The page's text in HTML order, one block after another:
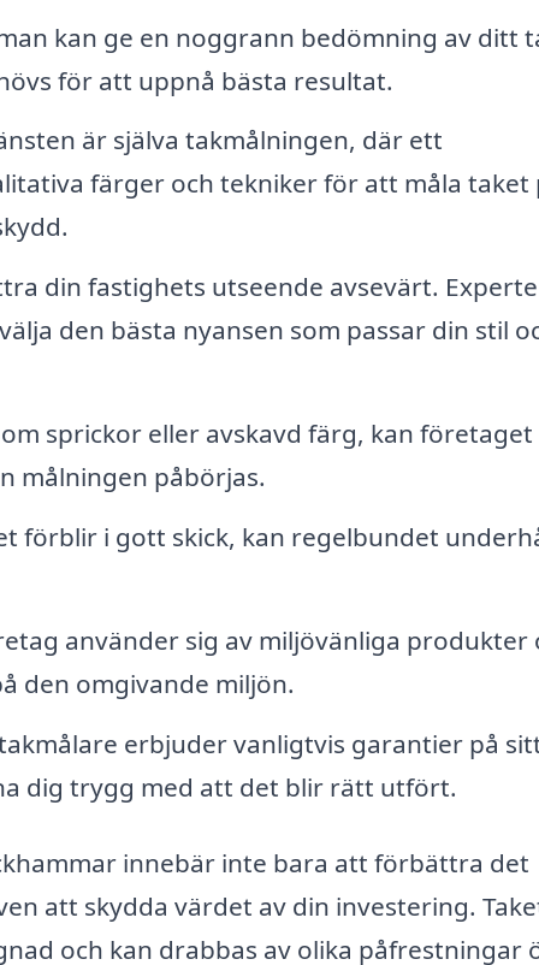
kan ge en noggrann bedömning av ditt
för att uppnå bästa resultat.
är själva takmålningen, där ett
färger och tekniker för att måla taket
din fastighets utseende avsevärt.
den bästa nyansen som passar din stil
sprickor eller avskavd färg, kan företaget
målningen påbörjas.
förblir i gott skick, kan regelbundet
använder sig av miljövänliga produkter
den omgivande miljön.
erbjuder vanligtvis garantier på
dig trygg med att det blir rätt utfört.
innebär inte bara att förbättra det
att skydda värdet av din investering.
och kan drabbas av olika påfrestningar